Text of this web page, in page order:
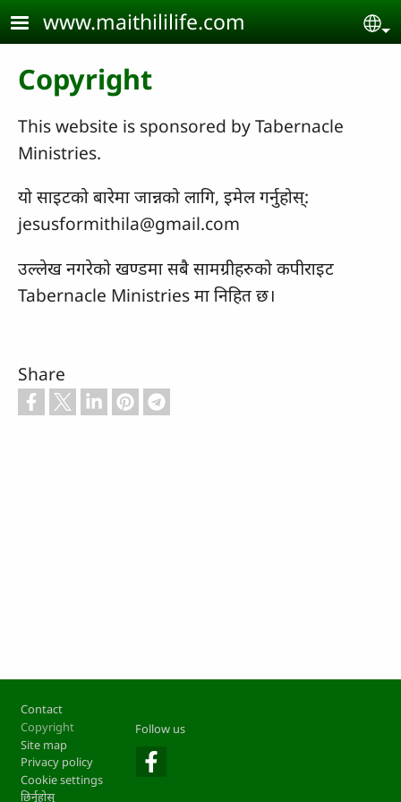
Skip to main content
www.maithililife.com
Copyright
This website is sponsored by Tabernacle
Ministries.
यो साइटको बारेमा जान्नको लागि, इमेल गर्नुहोस्:
jesusformithila@gmail.com
उल्लेख नगरेको खण्डमा सबै सामग्रीहरुको कपीराइट
Tabernacle Ministries मा निहित छ।
Share
Footer
Contact
Copyright
Site map
Privacy policy
Cookie settings
छिर्नुहोस्
Follow us